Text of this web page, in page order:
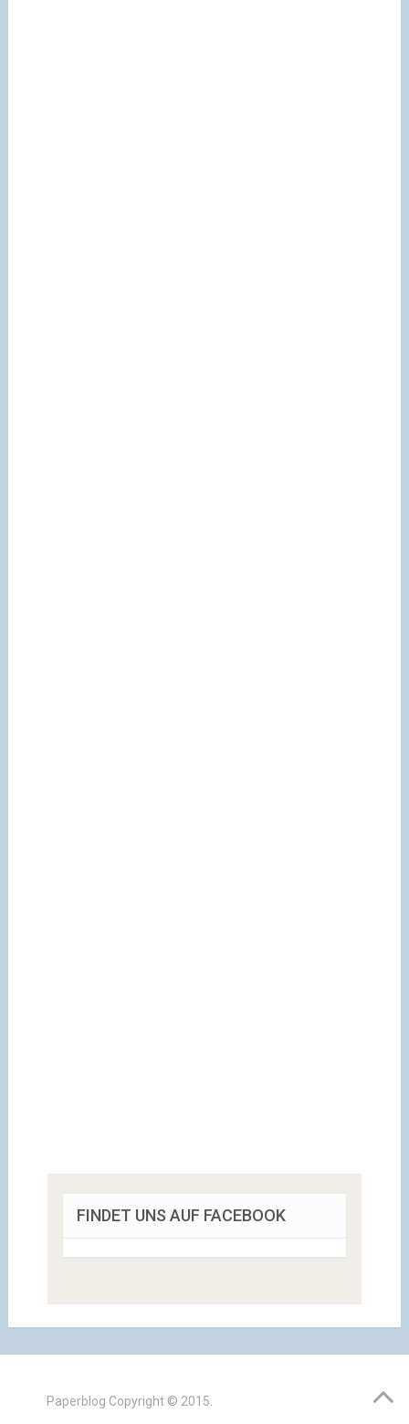
FINDET UNS AUF FACEBOOK
Paperblog Copyright © 2015.